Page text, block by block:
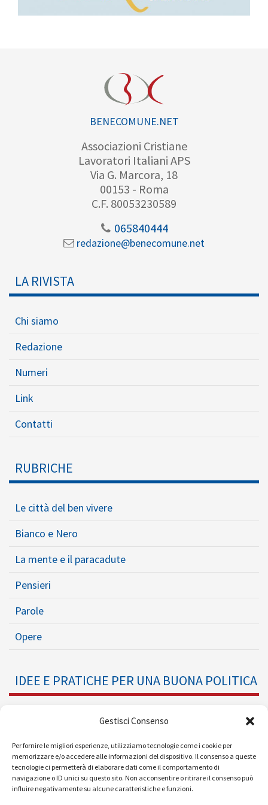
Gestisci Consenso
Per fornire le migliori esperienze, utilizziamo tecnologie come i cookie per
memorizzare e/o accedere alle informazioni del dispositivo. Il consenso a queste
tecnologie ci permetterà di elaborare dati come il comportamento di
navigazione o ID unici su questo sito. Non acconsentire o ritirare il consenso può
influire negativamente su alcune caratteristiche e funzioni.
BENECOMUNE.NET
Associazioni Cristiane
Lavoratori Italiani APS
Via G. Marcora, 18
00153 - Roma
C.F. 80053230589
065840444
redazione@benecomune.net
LA RIVISTA
Chi siamo
Redazione
Numeri
Link
Contatti
RUBRICHE
Le città del ben vivere
Bianco e Nero
La mente e il paracadute
Pensieri
Parole
Opere
IDEE E PRATICHE PER UNA BUONA POLITICA
Formazione Politica
Eventi